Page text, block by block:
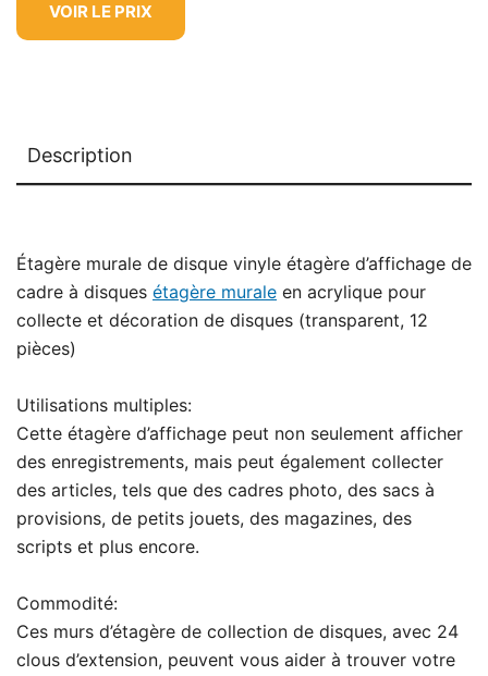
VOIR LE PRIX
Description
Étagère murale de disque vinyle étagère d’affichage de
cadre à disques étagère murale en acrylique pour
collecte et décoration de disques (transparent, 12
pièces)
Utilisations multiples:
Cette étagère d’affichage peut non seulement afficher
des enregistrements, mais peut également collecter
des articles, tels que des cadres photo, des sacs à
provisions, de petits jouets, des magazines, des
scripts et plus encore.
Commodité:
Ces murs d’étagère de collection de disques, avec 24
clous d’extension, peuvent vous aider à trouver votre